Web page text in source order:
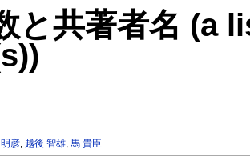
と共著者名 (a
彦, 越後 智雄,馬 貴臣